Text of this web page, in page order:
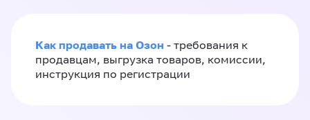
Как продавать на Озон - требования к
продавцам, выгрузка товаров, комиссии,
инструкция по регистрации